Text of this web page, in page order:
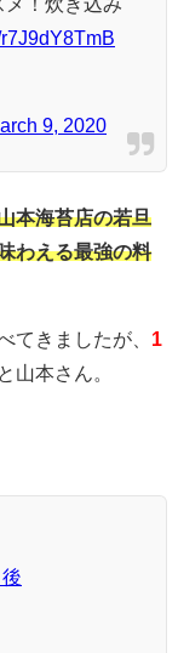
！炊き込み
9, 2020
本海苔店の若旦
わえる最強の料
てきましたが、 1
山本さん。